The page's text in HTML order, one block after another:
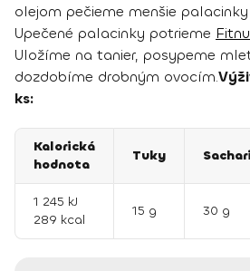
olejom pečieme menšie
Upečené palacinky potrieme
Uložíme na tanier, posypeme
dozdobíme drobným ovocím.
ks:
Kalorická
hodnota
Tuky
1 245 kJ
289 kcal
15 g 30 g